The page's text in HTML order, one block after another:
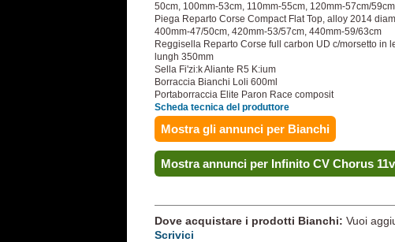
50cm, 100mm-53cm, 110mm-55cm, 120mm-57cm/
Piega Reparto Corse Compact Flat Top, alloy 2014
400mm-47/50cm, 420mm-53/57cm, 440mm-59/63cm
Reggisella Reparto Corse full carbon UD c/morsetto in
lungh 350mm
Sella Fi'zi:k Aliante R5 K:ium
Borraccia Bianchi Loli 600ml
Portaborraccia Elite Paron Race composit
Scheda tecnica del produttore
Mostra gli annunci per Bianchi
Mostra annunci per Infinito CV Chorus
Dove acquistare i prodotti Bianchi: Vuoi
Scrivici